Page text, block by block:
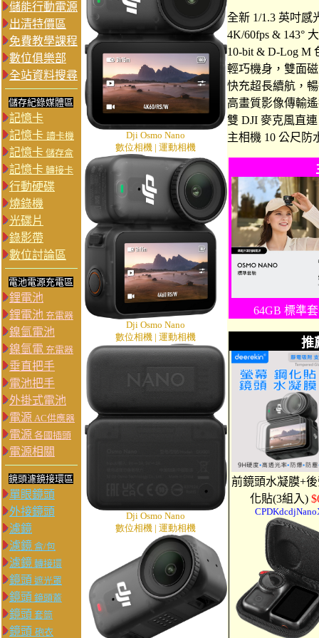
儲能行動電源
出清特價區
免費教學課程
數位俱樂部
全站資料搜尋
儲存紀錄媒體區
記憶卡
記憶卡 讀卡機
記憶卡 儲存盒
記憶卡 轉接卡
行動硬碟
燒錄機
光碟片
錄影帶
數位討論區
電池電源充電區
鋰電池
鋰電池 充電器
鎳氫電池
鎳氫電 充電器
垂直把手
電池把手
外掛式電池
電源 AC供應器
電源 各國插頭
電源相關
鏡頭濾鏡接環區
單眼鏡頭
外接鏡頭
濾鏡
濾鏡 盒/包
濾鏡 轉接環
鏡頭 遮光罩
鏡頭 鏡頭蓋
鏡頭 套筒
鏡頭 砲衣
Dji Osmo Nano
數位相機 | 運動相機
Dji Osmo Nano
數位相機 | 運動相機
Dji Osmo Nano
數位相機 | 運動相機
全新 1/1.3 英吋感
4K/60fps & 143°
10-bit & D-Log M
輕巧機身，雙面
快充超長續航，
高畫質影像傳輸
雙 DJI 麥克風直連
主相機 10 公尺防
64GB 標準
推
前鏡頭水凝膜+
化貼(3組入)